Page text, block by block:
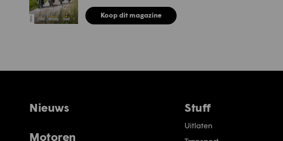
Koop dit magazine
Nieuws
Motoren
Stuff
Uitlaten